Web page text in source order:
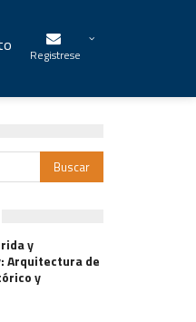
Registrese
y
Arquitectura de
y